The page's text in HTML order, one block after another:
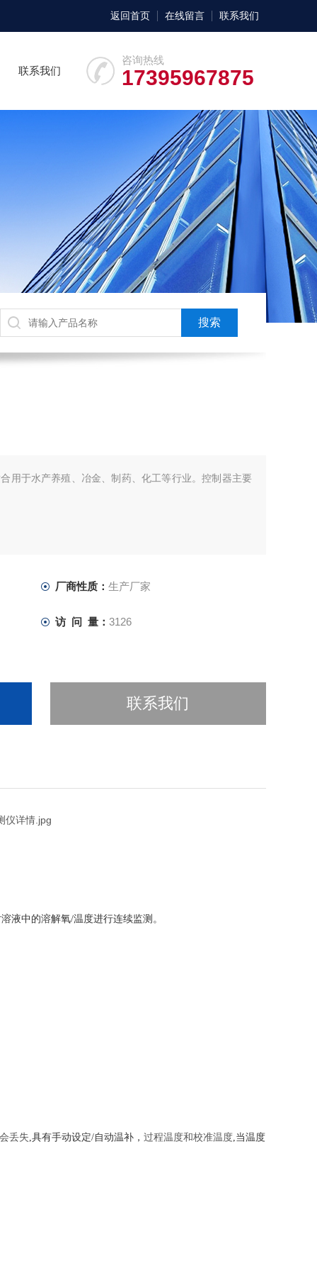
返回首页 在线留言 联系我们
咨询热线
17395967875
联系我们
用于水产养殖、冶金、制药、化工等行业。控制器主要
厂商性质： 生产厂家
访 问 量： 3126
联系我们
液中的溶解氧/温度进行连续监测。
丢失,具有手动设定/自动温补 ， 过程温度和校准温度,当温度